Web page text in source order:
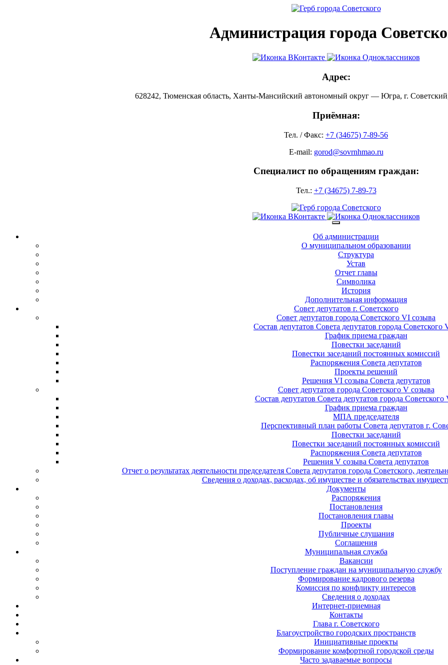
Администрация города
Адрес:
628242, Тюменская область, Ханты-Мансийский автономный округ — Югра, г.
Приёмная:
Тел. / Факс: +7 (34675) 7-89-56
E-mail: gorod@sovrnhmao.ru
Специалист по обращениям граждан:
Тел.: +7 (34675) 7-89-73
Об администрации
О муниципальном образовании
Структура
Устав
Отчет главы
Символика
История
Дополнительная информация
Совет депутатов г. Советского
Совет депутатов города Советского VI созыва
Состав депутатов Совета депутатов города Советского
График приема граждан
Повестки заседаний
Повестки заседаний постоянных комиссий
Распоряжения Совета депутатов
Проекты решений
Решения VI созыва Совета депутатов
Совет депутатов города Советского V созыва
Состав депутатов Совета депутатов города Советского
График приема граждан
МПА председателя
Перспективный план работы Совета депутатов г.
Повестки заседаний
Повестки заседаний постоянных комиссий
Распоряжения Совета депутатов
Решения V созыва Совета депутатов
Отчет о результатах деятельности председателя Совета депутатов города Советского,
Сведения о доходах, расходах, об имуществе и обязательствах
Документы
Распоряжения
Постановления
Постановления главы
Проекты
Публичные слушания
Соглашения
Муниципальная служба
Вакансии
Поступление граждан на муниципальную службу
Формирование кадрового резерва
Комиссия по конфликту интересов
Сведения о доходах
Интернет-приемная
Контакты
Глава г. Советского
Благоустройство городских пространств
Инициативные проекты
Формирование комфортной городской среды
Часто задаваемые вопросы